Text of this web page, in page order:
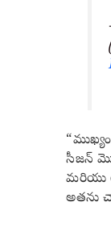
సీజన్
మరియు
అతను